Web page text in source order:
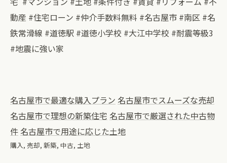
動産 #住宅ローン #仲介手数料無料 #名古屋市 #南区 #名
鉄常滑線 #道徳駅 #道徳小学校 #大江中学校 #耐震等級3
#地震に強い家
名古屋市で最適な購入プラン 名古屋市でスムーズな売却
名古屋市で理想の新築住宅 名古屋市で厳選された中古物
件 名古屋市で用途に応じた土地
購入 売却 新築 中古 土地